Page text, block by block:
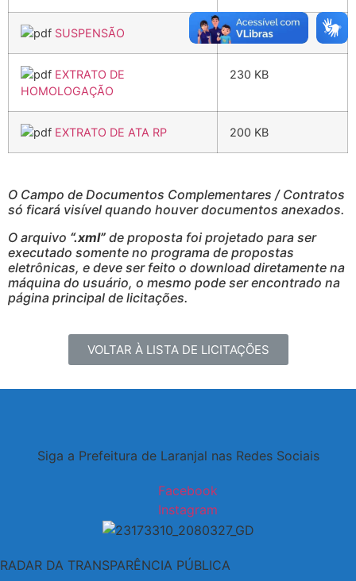
SUSPENSÃO 168 KB
EXTRATO DE
HOMOLOGAÇÃO
230 KB
EXTRATO DE ATA RP 200 KB
O Campo de Documentos Complementares / Contratos
só ficará visível quando houver documentos anexados.
O arquivo “.xml” de proposta foi projetado para ser
executado somente no programa de propostas
eletrônicas, e deve ser feito o download diretamente na
máquina do usuário, o mesmo pode ser encontrado na
página principal de licitações.
VOLTAR À LISTA DE LICITAÇÕES
Siga a Prefeitura de Laranjal nas Redes Sociais
Facebook
Instagram
RADAR DA TRANSPARÊNCIA PÚBLICA